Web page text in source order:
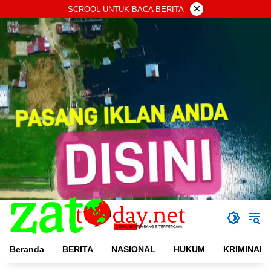
ke
konten
SCROOL UNTUK BACA BERITA ×
Beranda BERITA NASIONAL HUKUM KRIMINAL